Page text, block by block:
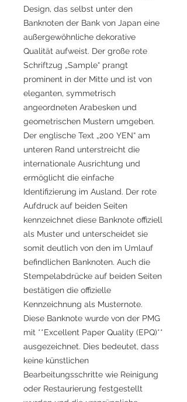
Design, das selbst unter den
Banknoten der Bank von Japan eine
außergewöhnliche dekorative
Qualität aufweist. Der große rote
Schriftzug „Sample“ prangt
prominent in der Mitte und ist von
eleganten, symmetrisch
angeordneten Arabesken und
geometrischen Mustern umgeben.
Der englische Text „200 YEN“ am
unteren Rand unterstreicht die
internationale Ausrichtung und
ermöglicht die einfache
Identifizierung im Ausland. Der rote
Aufdruck auf beiden Seiten
kennzeichnet diese Banknote offiziell
als Muster und unterscheidet sie
somit deutlich von den im Umlauf
befindlichen Banknoten. Auch die
Stempelabdrücke auf beiden Seiten
bestätigen die offizielle
Kennzeichnung als Musternote.
Diese Banknote wurde von der PMG
mit **Excellent Paper Quality (EPQ)**
ausgezeichnet. Dies bedeutet, dass
keine künstlichen
Bearbeitungsschritte wie Reinigung
oder Restaurierung festgestellt